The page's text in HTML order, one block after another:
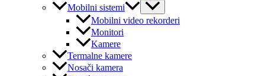
Mobilni sistemi
Menu
Toggle
Mobilni video rekorderi
Monitori
Kamere
Termalne kamere
Nosači kamera